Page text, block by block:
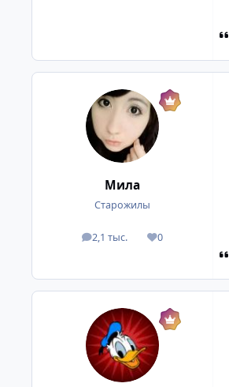
Мила
Старожилы
2,1 тыс.
посты 0
Репутация